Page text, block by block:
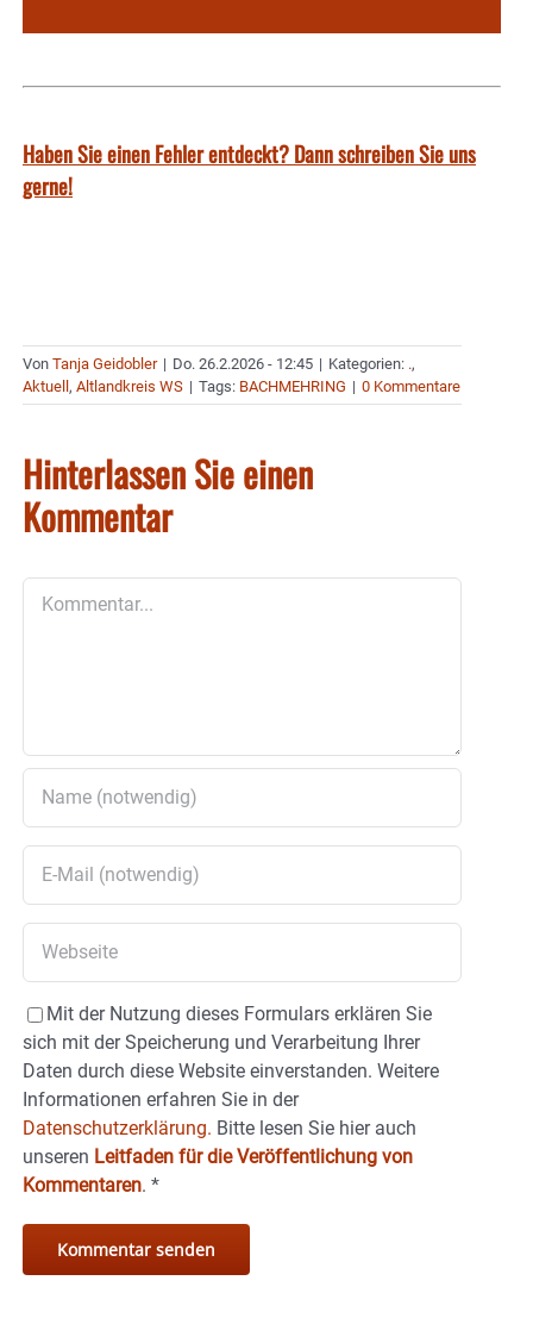
Haben Sie einen Fehler entdeckt? Dann schreiben Sie uns
gerne!
Von Tanja Geidobler | Do. 26.2.2026 - 12:45 | Kategorien: .,
Aktuell , Altlandkreis WS | Tags: BACHMEHRING | 0 Kommentare
Hinterlassen Sie einen
Kommentar
Mit der Nutzung dieses Formulars erklären Sie
sich mit der Speicherung und Verarbeitung Ihrer
Daten durch diese Website einverstanden. Weitere
Informationen erfahren Sie in der
Datenschutzerklärung. Bitte lesen Sie hier auch
unseren Leitfaden für die Veröffentlichung von
Kommentaren. *